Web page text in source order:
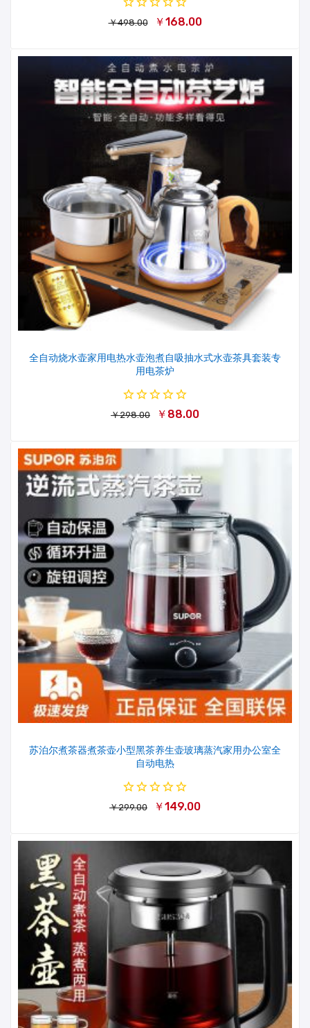
￥498.00 ￥168.00
全自动烧水壶家用电热水壶泡煮自吸抽水式水壶茶具套装专
用电茶炉
￥298.00 ￥88.00
苏泊尔煮茶器煮茶壶小型黑茶养生壶玻璃蒸汽家用办公室全
自动电热
￥299.00 ￥149.00